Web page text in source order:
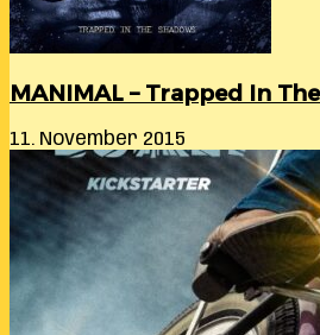
MANIMAL – Trapped In
11. November 2015